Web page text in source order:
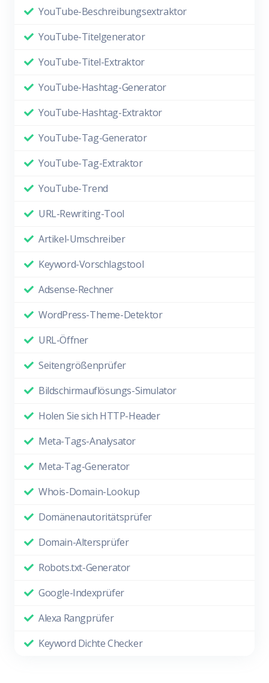
YouTube-Beschreibungsextraktor
YouTube-Titelgenerator
YouTube-Titel-Extraktor
YouTube-Hashtag-Generator
YouTube-Hashtag-Extraktor
YouTube-Tag-Generator
YouTube-Tag-Extraktor
YouTube-Trend
URL-Rewriting-Tool
Artikel-Umschreiber
Keyword-Vorschlagstool
Adsense-Rechner
WordPress-Theme-Detektor
URL-Öffner
Seitengrößenprüfer
Bildschirmauflösungs-Simulator
Holen Sie sich HTTP-Header
Meta-Tags-Analysator
Meta-Tag-Generator
Whois-Domain-Lookup
Domänenautoritätsprüfer
Domain-Altersprüfer
Robots.txt-Generator
Google-Indexprüfer
Alexa Rangprüfer
Keyword Dichte Checker